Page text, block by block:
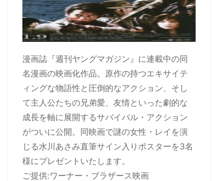
漫画誌『週刊ヤングマガジン』に連載中の同
名漫画の映画化作品。原作の持つエキサイテ
ィングな物語性と圧倒的なアクション、そし
て主人公たちの兄弟愛、友情といった劇的な
成長を軸に展開するサバイバル・アクション
がついに公開。同映画で謎の女性・レイを演
じる水川あさみ直筆サイン入りポスターを3名
様にプレゼントいたします。
ご提供:ワーナー・ブラザース映画